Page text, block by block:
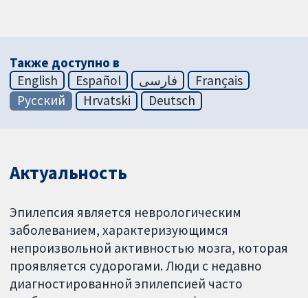
Также доступно в
English
Español فارسی
Français
Русский
Hrvatski Deutsch
Актуальность
Эпилепсия является неврологическим
заболеванием, характеризующимся
непроизвольной активностью мозга, которая
проявляется судорогами. Люди с недавно
диагностированной эпилепсией часто